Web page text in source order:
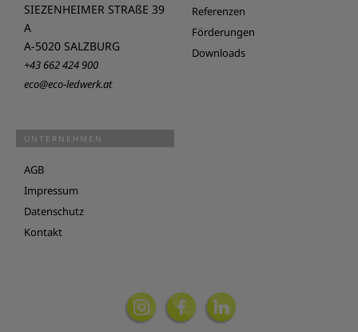
SIEZENHEIMER STRAßE 39
A
A-5020 SALZBURG
+43 662 424 900
eco@eco-ledwerk.at
Referenzen
Förderungen
Downloads
UNTERNEHMEN
AGB
Impressum
Datenschutz
Kontakt